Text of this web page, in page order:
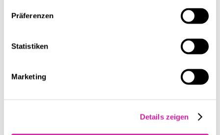
Präferenzen
Statistiken
Marketing
Details zeigen
Microsoft Dynamics 365
Salesforce